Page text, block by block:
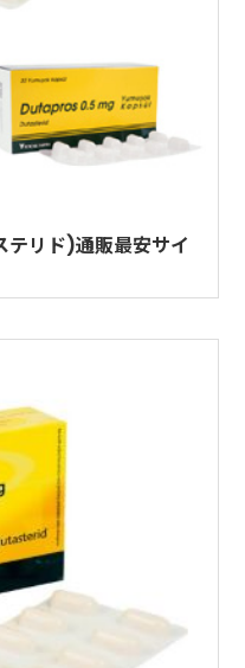
テリド)通販最安サイ